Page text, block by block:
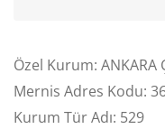
Özel Kurum: ANKARA
Mernis Adres Kodu:
Kurum Tür Adı: 529